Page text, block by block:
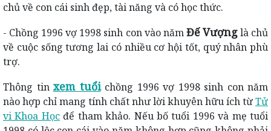
chủ về con cái sinh đẹp, tài năng và có học thức.
- Chồng 1996 vợ 1998 sinh con vào nămĐế Vượnglà chủ
về cuộc sống tương lai có nhiều cơ hội tốt, quý nhân phù
trợ.
Thông tin xem tuổichồng 1996 vợ 1998 sinh con năm
nào hợp chỉ mang tính chất như lời khuyên hữu ích từTử
vi Khoa Họcđể tham khảo. Nếu bố tuổi 1996 và mẹ tuổi